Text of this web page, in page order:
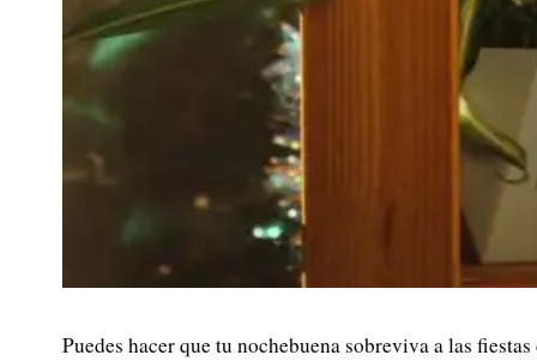
Puedes hacer que tu nochebuena sobreviva a las